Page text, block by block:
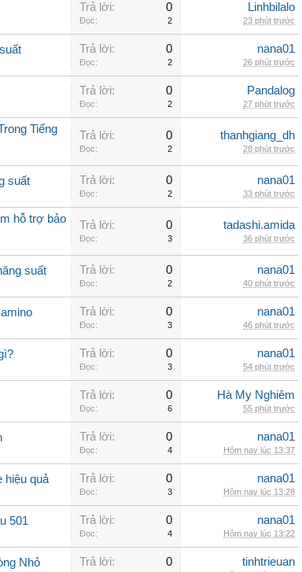
Trả lời: 0
Đọc: 2
Linhbilalo
23 phút trước
Trả lời: 0
Đọc: 2
nana01
26 phút trước
Trả lời: 0
Đọc: 2
Pandalog
27 phút trước
Tiếng
Trả lời: 0
Đọc: 2
thanhgiang_dh
28 phút trước
suất Trả lời: 0
Đọc: 2
nana01
33 phút trước
hỗ trợ bảo
Trả lời: 0
Đọc: 3
tadashi.amida
36 phút trước
suất Trả lời: 0
Đọc: 2
nana01
40 phút trước
Trả lời: 0
Đọc: 3
nana01
46 phút trước
Trả lời: 0
Đọc: 3
nana01
54 phút trước
Trả lời: 0
Đọc: 6
Hà My Nghiêm
55 phút trước
Trả lời: 0
Đọc: 4
nana01
Hôm nay lúc 13:37
hiệu quả Trả lời: 0
Đọc: 3
nana01
Hôm nay lúc 13:28
501 Trả lời: 0
Đọc: 4
nana01
Hôm nay lúc 13:22
Nhỏ Trả lời: 0 tinhtrieuan